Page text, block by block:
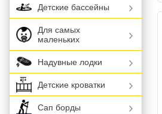
Детские бассейны
Для самых
маленьких
Надувные лодки
Детские кроватки
Сап борды